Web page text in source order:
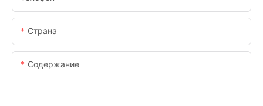
Страна
Содержание